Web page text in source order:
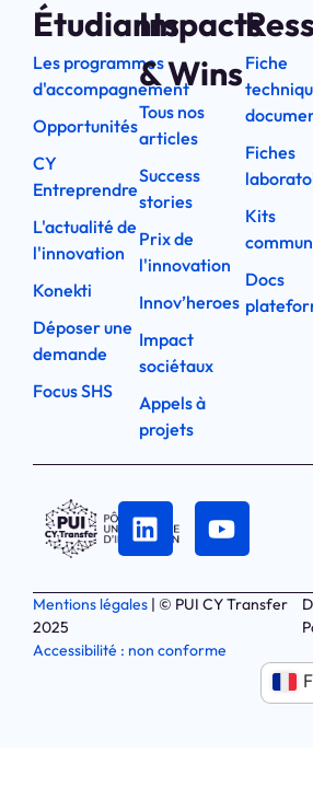
Étudiants
Les programmes
d'accompagnement
Opportunités
CY
Entreprendre
L'actualité de
l'innovation
Konekti
Déposer une
demande
Focus SHS
Impacts
& Wins
Tous nos
articles
Success
stories
Prix de
l'innovation
Innov’heroes
Impact
sociétaux
Appels à
projets
Fiche
Fiches
Kits
Docs
Mentions légales | © PUI CY Transfer
2025
Accessibilité : non conforme